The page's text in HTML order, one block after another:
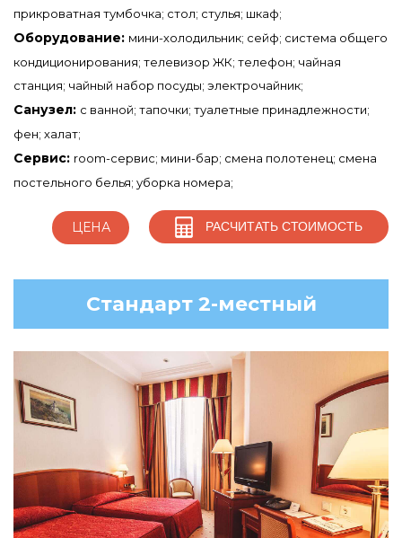
прикроватная тумбочка; стол; стулья; шкаф;
Оборудование: мини-холодильник; сейф; система общего
кондиционирования; телевизор ЖК; телефон; чайная
станция; чайный набор посуды; электрочайник;
Санузел: с ванной; тапочки; туалетные принадлежности;
фен; халат;
Сервис: room-сервис; мини-бар; смена полотенец; смена
постельного белья; уборка номера;
ЦЕНА РАСЧИТАТЬ СТОИМОСТЬ
Стандарт 2-местный